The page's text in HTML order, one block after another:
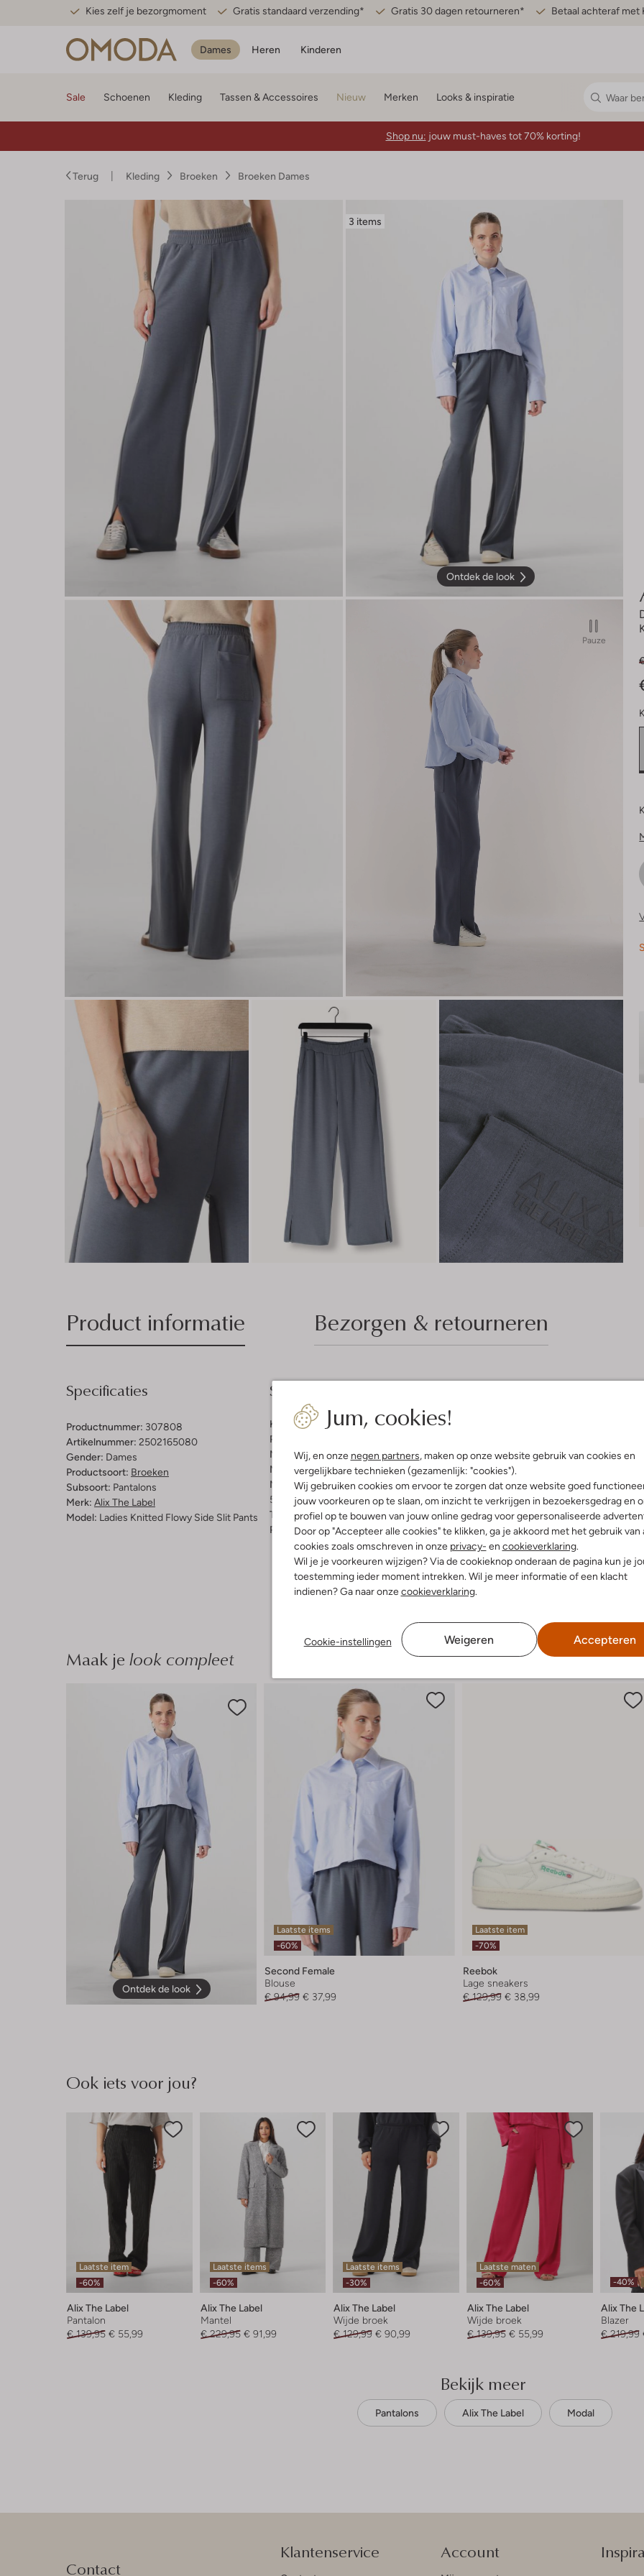
Kies zelf je bezorgmoment Gratis standaard verzending* Gratis 30 dagen retourneren* Betaal achteraf met
Dames Heren Kinderen
Jum, cookies!
Wij, en onze negen partners, maken op onze website gebruik van cookies en
vergelijkbare technieken (gezamenlijk: "cookies").
Wij gebruiken cookies om ervoor te zorgen dat onze website goed
jouw voorkeuren op te slaan, om inzicht te verkrijgen in bezoekersgedrag en
profiel op te bouwen van jouw online gedrag voor gepersonaliseerde
Door op "Accepteer alle cookies" te klikken, ga je akkoord met het gebruik van
cookies zoals omschreven in onze privacy- en cookieverklaring.
Wil je je voorkeuren wijzigen? Via de cookieknop onderaan de pagina kun je
toestemming ieder moment intrekken. Wil je meer informatie of een klacht
indienen? Ga naar onzecookieverklaring.
Cookie-instellingen Weigeren Accepteren
Sale Schoenen Kleding Tassen & Accessoires Nieuw Merken Looks & inspiratie
Shop nu: jouw must-haves tot 70% korting!
Terug Kleding Broeken Broeken Dames
3 items
Ontdek de look
Pauze
Product informatie Bezorgen & retourneren
Specificaties
Productnummer: 307808
Artikelnummer: 2502165080
Gender: Dames
Productsoort: Broeken
Subsoort: Pantalons
Merk: Alix The Label
Model: Ladies Knitted Flowy Side Slit Pants
Samenstelling & Pasvorm
Kleur:Donkergrijs
Patroon:
Materiaal binnenkant:Polyester
Materiaal:Modal
Materiaalpercentages:
50% Modal, 44% Polyester, 6% Elastiek
Taillehoogte:Normale Taille
Pasvorm: Wide
Gewone chemische
Niet bleken
Maak je look compleet
Ontdek de look
Laatste items
-60%
Second Female
Blouse
€ 94,99 € 37,99
Laatste item
-70%
Reebok
Lage sneakers
€ 129,99 € 38,99
Ook iets voor jou?
Laatste item
-60%
Alix The Label
Pantalon
€ 139,95 € 55,99
Laatste items
-60%
Alix The Label
Mantel
€ 229,95 € 91,99
Laatste items
-30%
Alix The Label
Wijde broek
€ 129,99 € 90,99
Laatste maten
-60%
Alix The Label
Wijde broek
€ 139,95 € 55,99
-40%
Alix The
Blazer
€ 219,99
Bekijk meer
Pantalons Alix The Label Modal
Contact
Klantenservice Account